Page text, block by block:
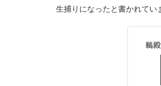
生捕りになったと書かれてい